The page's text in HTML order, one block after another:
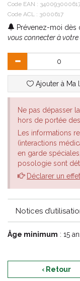
Code EAN :
Code ACL : 3000617
Prévenez-moi
vous connecter à
Ajouter à Ma
Ne pas dépasser
hors de portée des
Les informations
(interactions
en garde
posologie sont
Déclarer un
Notices
Âge minimum : 15
‹ Retour